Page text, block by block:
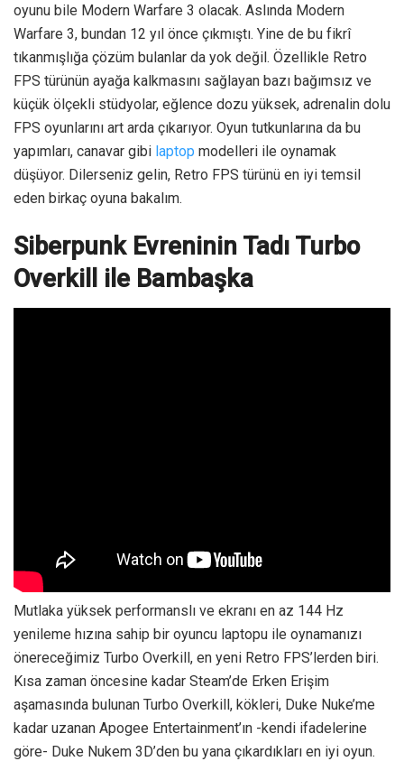
oyunu bile Modern Warfare 3 olacak. Aslında Modern
Warfare 3, bundan 12 yıl önce çıkmıştı. Yine de bu fikrî
tıkanmışlığa çözüm bulanlar da yok değil. Özellikle Retro
FPS türünün ayağa kalkmasını sağlayan bazı bağımsız ve
küçük ölçekli stüdyolar, eğlence dozu yüksek, adrenalin dolu
FPS oyunlarını art arda çıkarıyor. Oyun tutkunlarına da bu
yapımları, canavar gibi laptop modelleri ile oynamak
düşüyor. Dilerseniz gelin, Retro FPS türünü en iyi temsil
eden birkaç oyuna bakalım.
Siberpunk Evreninin Tadı Turbo
Overkill ile Bambaşka
Mutlaka yüksek performanslı ve ekranı en az 144 Hz
yenileme hızına sahip bir oyuncu laptopu ile oynamanızı
önereceğimiz Turbo Overkill, en yeni Retro FPS’lerden biri.
Kısa zaman öncesine kadar Steam’de Erken Erişim
aşamasında bulunan Turbo Overkill, kökleri, Duke Nuke’me
kadar uzanan Apogee Entertainment’ın -kendi ifadelerine
göre- Duke Nukem 3D’den bu yana çıkardıkları en iyi oyun.